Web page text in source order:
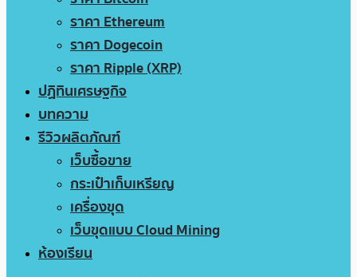
ราคา Ethereum
ราคา Dogecoin
ราคา Ripple (XRP)
ปฏิทินเศรษฐกิจ
บทความ
รีวิวผลิตภัณฑ์
เว็บซื้อขาย
กระเป๋าเก็บเหรียญ
เครื่องขุด
เว็บขุดแบบ Cloud Mining
ห้องเรียน